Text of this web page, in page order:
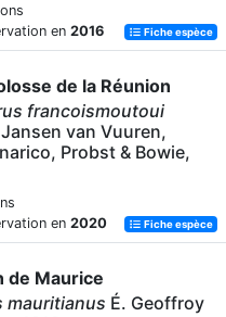
en 2016 Fiche espèce
de la Réunion
francoismoutoui
van Vuuren,
Probst & Bowie,
en 2020 Fiche espèce
de Maurice
mauritianus É. Geoffroy